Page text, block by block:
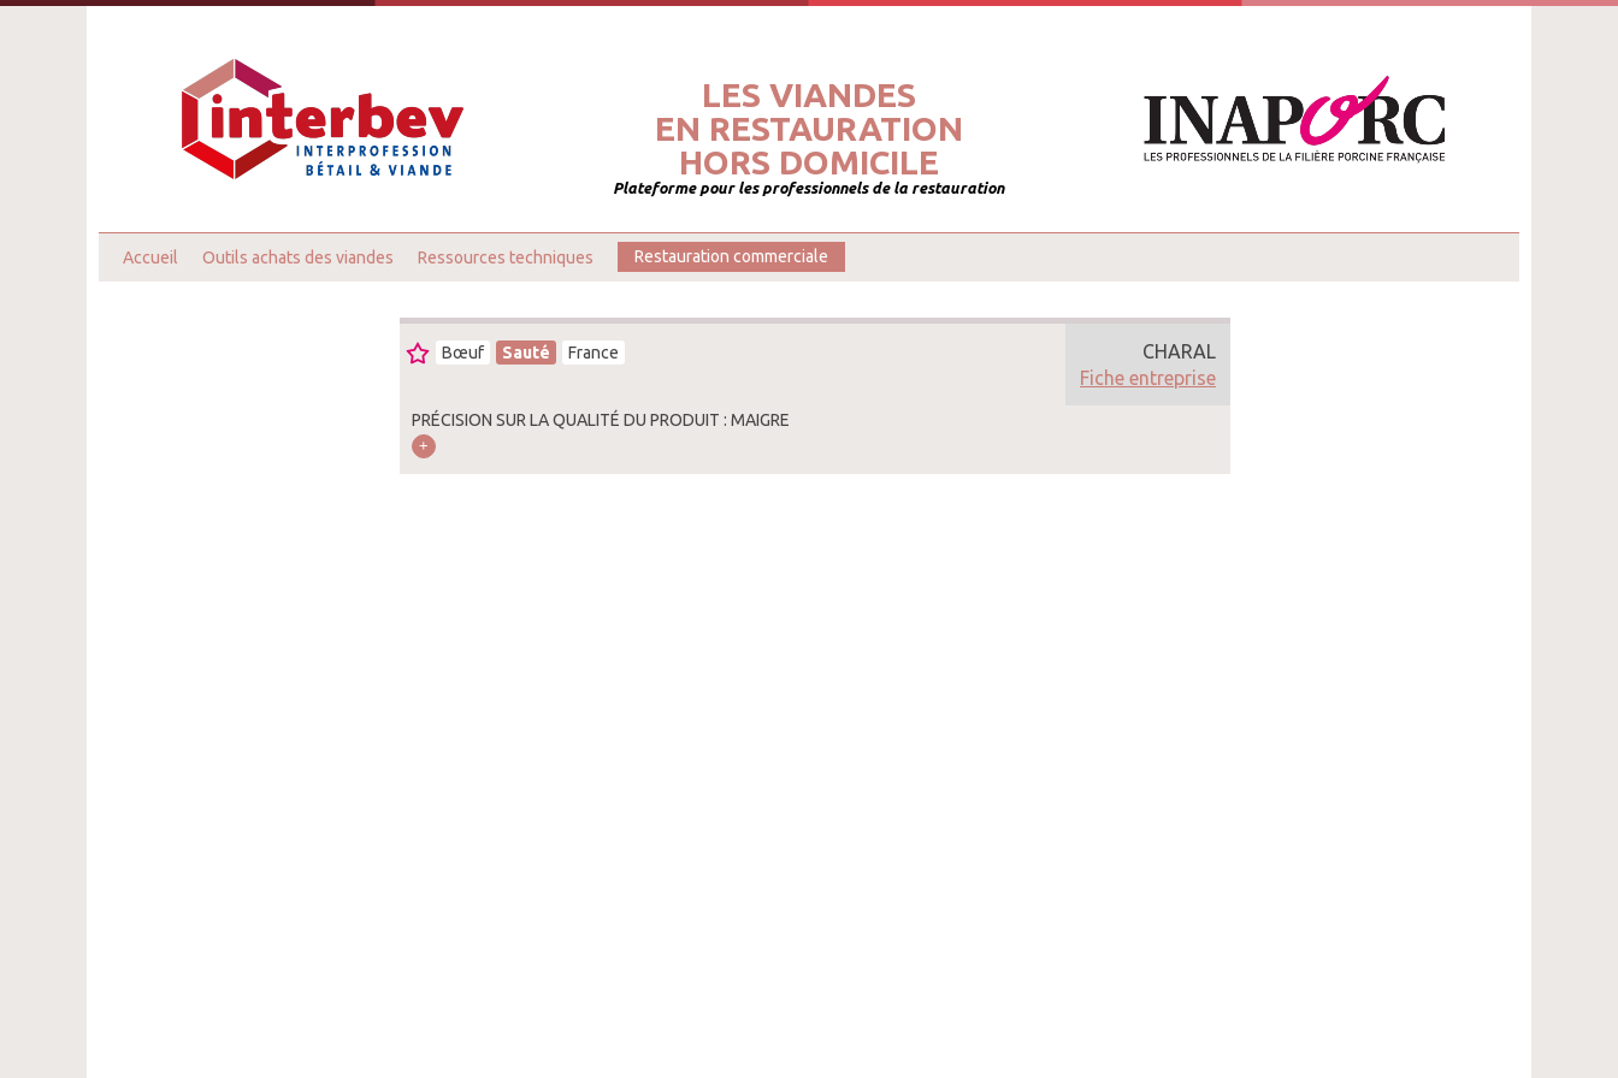
LES VIANDES
EN RESTAURATION
HORS DOMICILE
Plateforme pour les professionnels de la restauration
Accueil Outils achats des viandes Ressources techniques Restauration commerciale
Bœuf Sauté France
PRÉCISION SUR LA QUALITÉ DU PRODUIT : MAIGRE
CHARAL
Fiche entreprise